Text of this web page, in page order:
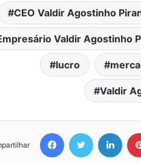
CEO Valdir Agostinho
Valdir Agostinho
lucro
Valdir
FacebookTwitter